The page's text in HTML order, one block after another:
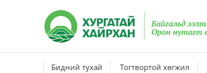
Бидний тухай Тогтвортой хөгжил